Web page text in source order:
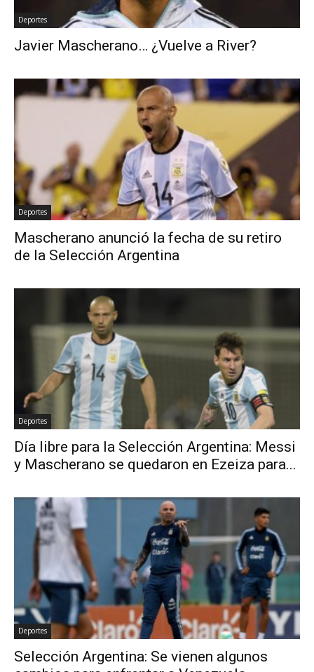
Deportes
Javier Mascherano… ¿Vuelve a River?
Deportes
Mascherano anunció la fecha de su retiro
de la Selección Argentina
Deportes
Día libre para la Selección Argentina: Messi
y Mascherano se quedaron en Ezeiza para...
Deportes
Selección Argentina: Se vienen algunos